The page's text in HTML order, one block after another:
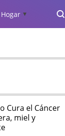
Hogar ▲
Cura el Cáncer
miel y